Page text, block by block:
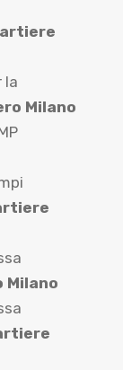
la
Milano
Milano